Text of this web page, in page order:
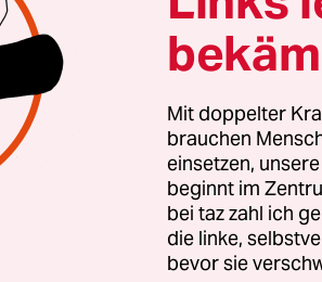
auf dem Weg zur
sind, die Opfern rechter
die Demo stets in
Meier 1992 von Neonazis
jährliche Gedenkmarsch zu
im eigenen Kiez geworden.
verlegt wurde, ist daher eine
Mit doppelter
brauchen
einsetzen,
beginnt im
bei taz zahl ich
die linke,
bevor sie